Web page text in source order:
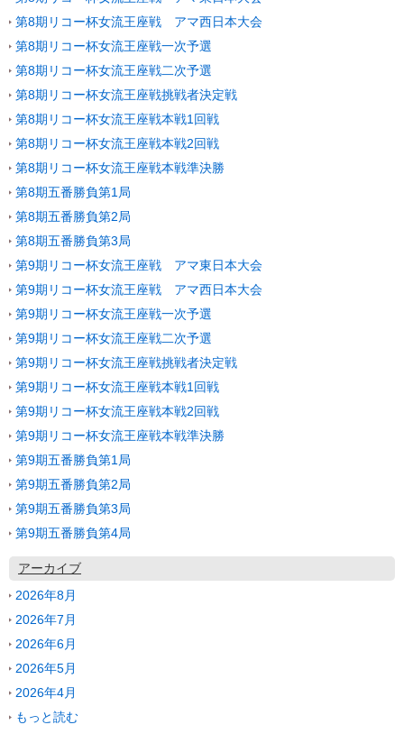
第8期リコー杯女流王座戦 アマ西日本大会
第8期リコー杯女流王座戦一次予選
第8期リコー杯女流王座戦二次予選
第8期リコー杯女流王座戦挑戦者決定戦
第8期リコー杯女流王座戦本戦1回戦
第8期リコー杯女流王座戦本戦2回戦
第8期リコー杯女流王座戦本戦準決勝
第8期五番勝負第1局
第8期五番勝負第2局
第8期五番勝負第3局
第9期リコー杯女流王座戦 アマ東日本大会
第9期リコー杯女流王座戦 アマ西日本大会
第9期リコー杯女流王座戦一次予選
第9期リコー杯女流王座戦二次予選
第9期リコー杯女流王座戦挑戦者決定戦
第9期リコー杯女流王座戦本戦1回戦
第9期リコー杯女流王座戦本戦2回戦
第9期リコー杯女流王座戦本戦準決勝
第9期五番勝負第1局
第9期五番勝負第2局
第9期五番勝負第3局
第9期五番勝負第4局
アーカイブ
2026年8月
2026年7月
2026年6月
2026年5月
2026年4月
もっと読む